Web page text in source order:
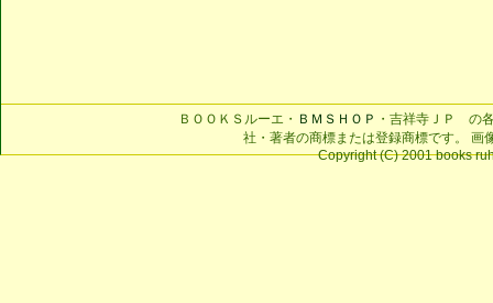
ＢＯＯＫＳルーエ・ ＢＭＳＨＯＰ ・吉祥寺ＪＰ の
社・著者の商標または登録商標です。 画
Copyright (C) 2001 books